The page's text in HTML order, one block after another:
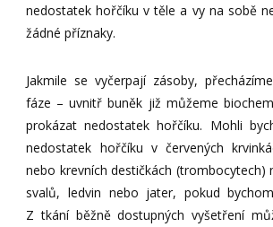
nedostatek hořčíku v těle a vy na sobě
žádné příznaky.
Jakmile se vyčerpají zásoby,
fáze – uvnitř buněk již můžeme
prokázat nedostatek hořčíku. Mohli
nedostatek hořčíku v červených
nebo krevních destičkách (trombocytech)
svalů, ledvin nebo jater, pokud
Z tkání běžně dostupných vyšetření